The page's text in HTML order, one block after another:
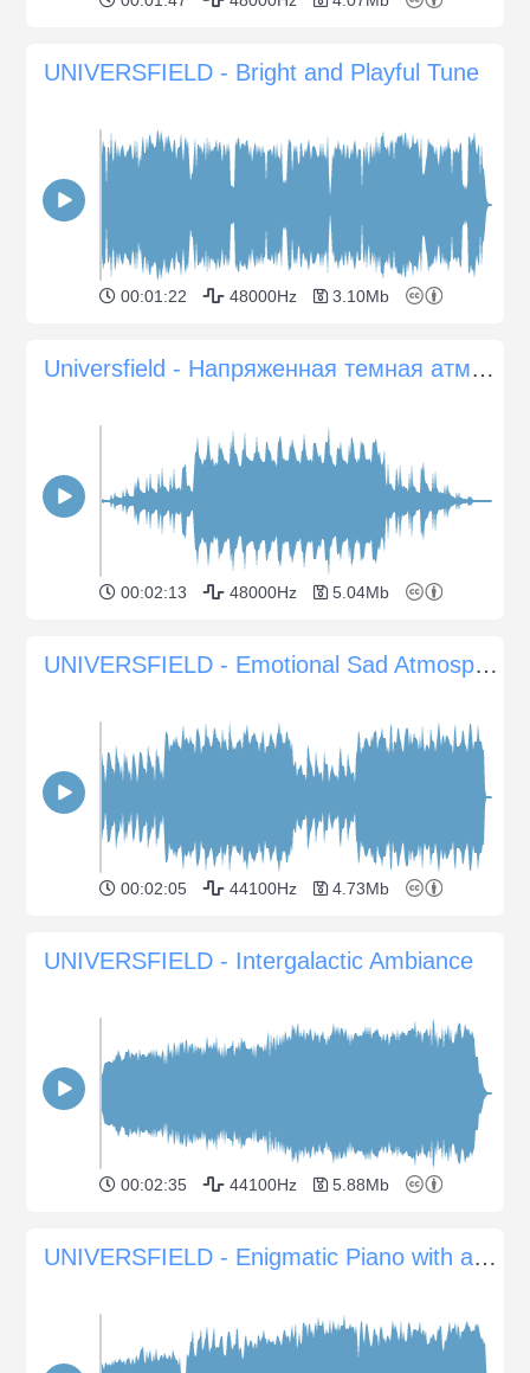
UNIVERSFIELD - Bright and Playful Tune
00:01:22 48000Hz 3.10Mb
Universfield - Напряженная темная атмосфера
00:02:13 48000Hz 5.04Mb
UNIVERSFIELD - Emotional Sad Atmosphere with Piano and Violin
00:02:05 44100Hz 4.73Mb
UNIVERSFIELD - Intergalactic Ambiance
00:02:35 44100Hz 5.88Mb
UNIVERSFIELD - Enigmatic Piano with a Mystical Atmosphere